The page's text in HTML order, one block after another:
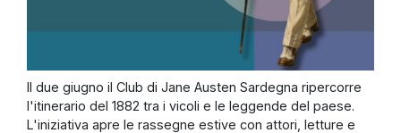
Il due giugno il Club di Jane Austen Sardegna ripercorre
l'itinerario del 1882 tra i vicoli e le leggende del paese.
L'iniziativa apre le rassegne estive con attori, letture e